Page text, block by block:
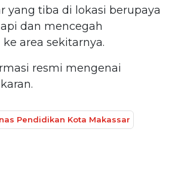
yang tiba di lokasi berupaya
dan mencegah
area sekitarnya.
resmi mengenai
Pendidikan Kota Makassar